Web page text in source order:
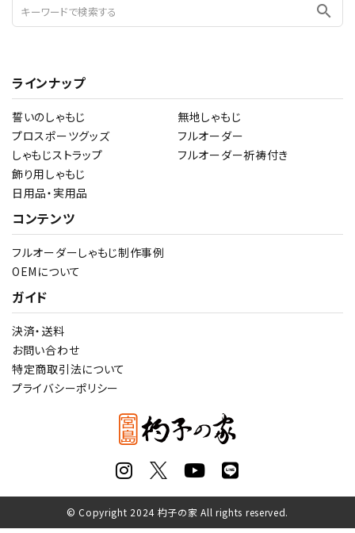
search
ラインナップ
誓いのしゃもじ
プロスポーツグッズ
しゃもじストラップ
飾り用しゃもじ
日用品・実用品
無地しゃもじ
フルオーダー
フルオーダー祈祷付き
コンテンツ
フルオーダーしゃもじ制作事例
OEMについて
ガイド
決済・送料
お問い合わせ
特定商取引法について
プライバシーポリシー
© Copyright 2024 杓子の家 All rights reserved.